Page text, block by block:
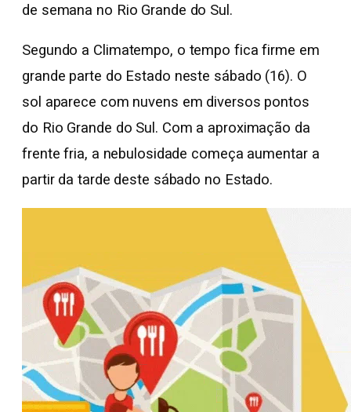
de semana no Rio Grande do Sul.
Segundo a Climatempo, o tempo fica firme em
grande parte do Estado neste sábado (16). O
sol aparece com nuvens em diversos pontos
do Rio Grande do Sul. Com a aproximação da
frente fria, a nebulosidade começa aumentar a
partir da tarde deste sábado no Estado.